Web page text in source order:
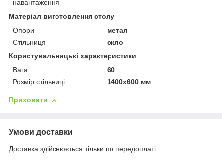
навантаження
Матеріал виготовлення столу
Опори
метал
Стільниця
скло
Користувальницькі характеристики
Вага
60
Розмір стільниці
1400х600 мм
Приховати
Умови доставки
Доставка здійснюється тільки по передоплаті.